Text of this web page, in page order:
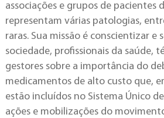
associações e grupos de pacientes
representam várias patologias,
raras. Sua missão é conscientizar e
sociedade, profissionais da saúde,
gestores sobre a importância do
medicamentos de alto custo que,
estão incluídos no Sistema Único de
ações e mobilizações do